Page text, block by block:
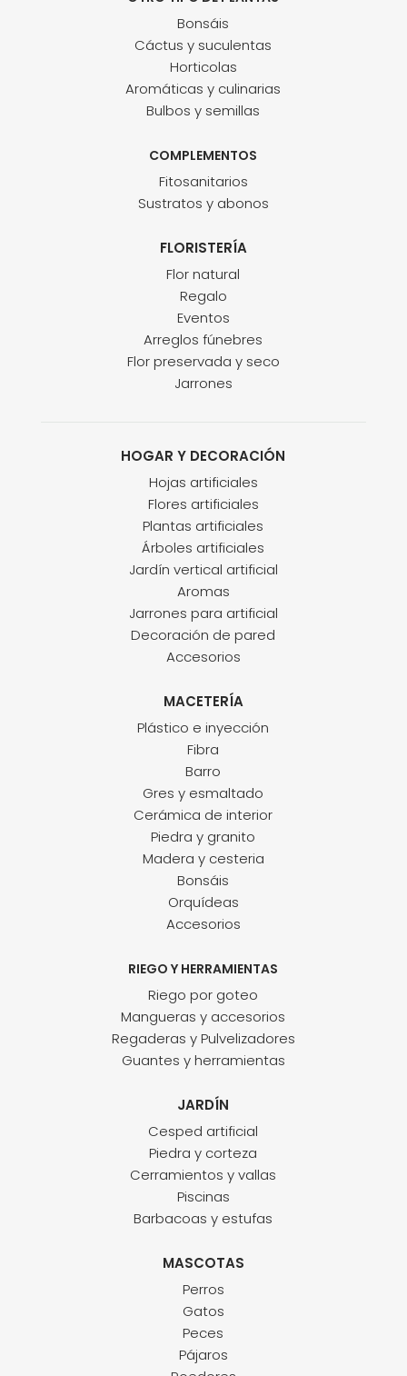
Bonsáis
Cáctus y suculentas
Horticolas
Aromáticas y culinarias
Bulbos y semillas
COMPLEMENTOS
Fitosanitarios
Sustratos y abonos
FLORISTERÍA
Flor natural
Regalo
Eventos
Arreglos fúnebres
Flor preservada y seco
Jarrones
HOGAR Y DECORACIÓN
Hojas artificiales
Flores artificiales
Plantas artificiales
Árboles artificiales
Jardín vertical artificial
Aromas
Jarrones para artificial
Decoración de pared
Accesorios
MACETERÍA
Plástico e inyección
Fibra
Barro
Gres y esmaltado
Cerámica de interior
Piedra y granito
Madera y cesteria
Bonsáis
Orquídeas
Accesorios
RIEGO Y HERRAMIENTAS
Riego por goteo
Mangueras y accesorios
Regaderas y Pulvelizadores
Guantes y herramientas
JARDÍN
Cesped artificial
Piedra y corteza
Cerramientos y vallas
Piscinas
Barbacoas y estufas
MASCOTAS
Perros
Gatos
Peces
Pájaros